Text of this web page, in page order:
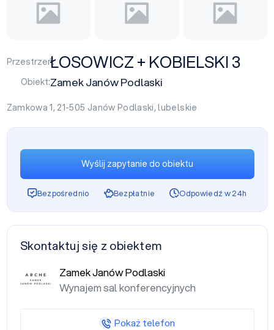
Przestrzeń:ŁOSOWICZ + KOBIELSKI 3
Obiekt:Zamek Janów Podlaski
Zamkowa 1, 21-505 Janów Podlaski,lubelskie
Wyślij zapytanie do obiektu
Bezpośrednio Bezpłatnie Odpowiedź w 24h
Skontaktuj się z obiektem
Zamek Janów Podlaski
Wynajem sal konferencyjnych
Pokaż telefon